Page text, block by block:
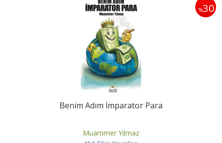
%30
Benim Adım İmparator Para
Muammer Yılmaz